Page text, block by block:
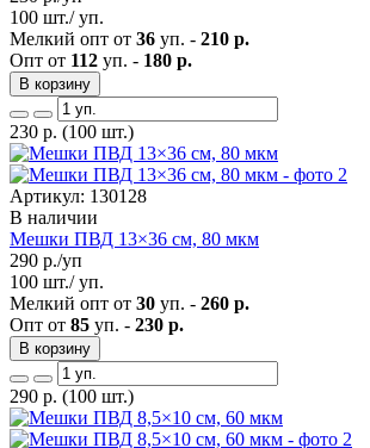
100 шт./ уп.
Мелкий опт от 36 уп. - 210 р.
Опт от 112 уп. - 180 р.
В корзину
230 р. (100 шт.)
Артикул: 130128
В наличии
Мешки ПВД 13×36 см, 80 мкм
290 р./уп
100 шт./ уп.
Мелкий опт от 30 уп. - 260 р.
Опт от 85 уп. - 230 р.
В корзину
290 р. (100 шт.)